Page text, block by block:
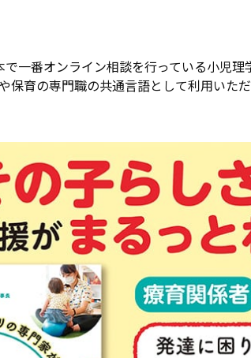
一番オンライン相談を行っている小児
保育の専門職の共通言語として利用いた